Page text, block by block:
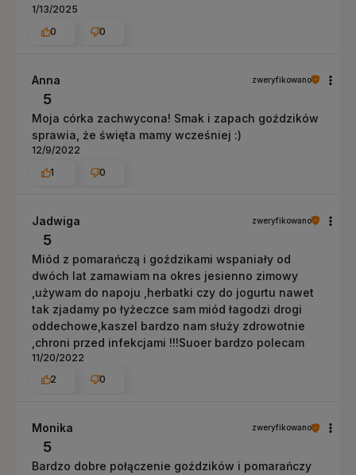
1/13/2025
0
0
Anna zweryfikowano
5
Moja córka zachwycona! Smak i zapach goździków
sprawia, że święta mamy wcześniej :)
12/9/2022
1
0
Jadwiga zweryfikowano
5
Miód z pomarańczą i goździkami wspaniały od
dwóch lat zamawiam na okres jesienno zimowy
,używam do napoju ,herbatki czy do jogurtu nawet
tak zjadamy po łyżeczce sam miód łagodzi drogi
oddechowe,kaszel bardzo nam służy zdrowotnie
,chroni przed infekcjami !!!Suoer bardzo polecam
11/20/2022
2
0
Monika zweryfikowano
5
Bardzo dobre połączenie goździków i pomarańczy